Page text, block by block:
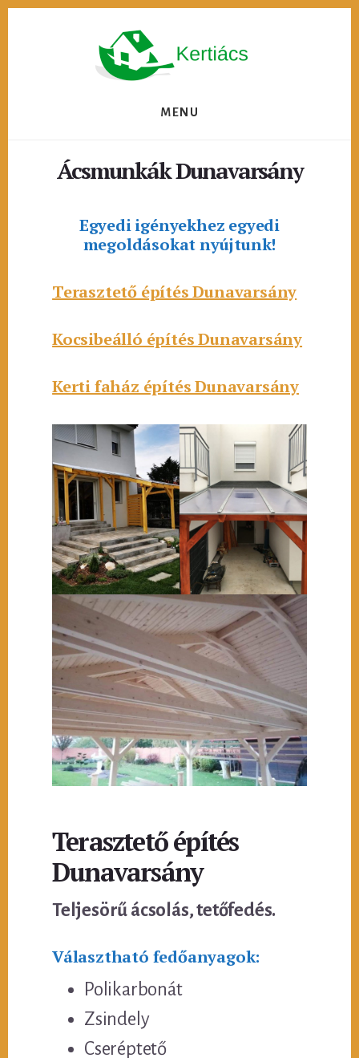
MENU
Ácsmunkák Dunavarsány
Egyedi igényekhez egyedi
megoldásokat nyújtunk!
Terasztető építés Dunavarsány
Kocsibeálló építés Dunavarsány
Kerti faház építés Dunavarsány
Terasztető építés
Dunavarsány
Teljesörű ácsolás, tetőfedés.
Választható fedőanyagok:
Polikarbonát
Zsindely
Cseréptető